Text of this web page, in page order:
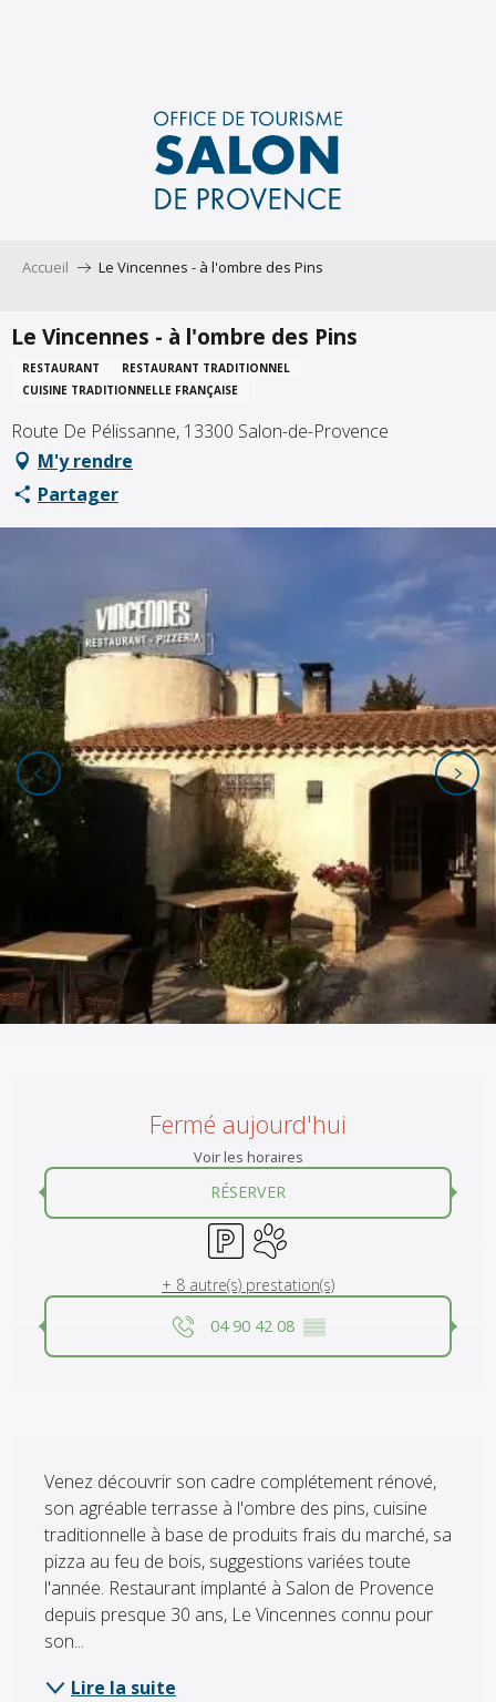
Accueil Le Vincennes - à l'ombre des Pins
Le Vincennes - à l'ombre des Pins
RESTAURANT
RESTAURANT TRADITIONNEL
CUISINE TRADITIONNELLE FRANÇAISE
Route De Pélissanne, 13300 Salon-de-Provence
M'y rendre
Partager
Fermé aujourd'hui
Voir les horaires
RÉSERVER
ParkingAnimaux acceptés
+ 8 autre(s) prestation(s)
04 90 42 08 ▒▒
Venez découvrir son cadre complétement rénové,
son agréable terrasse à l'ombre des pins, cuisine
traditionnelle à base de produits frais du marché, sa
pizza au feu de bois, suggestions variées toute
l'année. Restaurant implanté à Salon de Provence
depuis presque 30 ans, Le Vincennes connu pour
son...
Lire la suite